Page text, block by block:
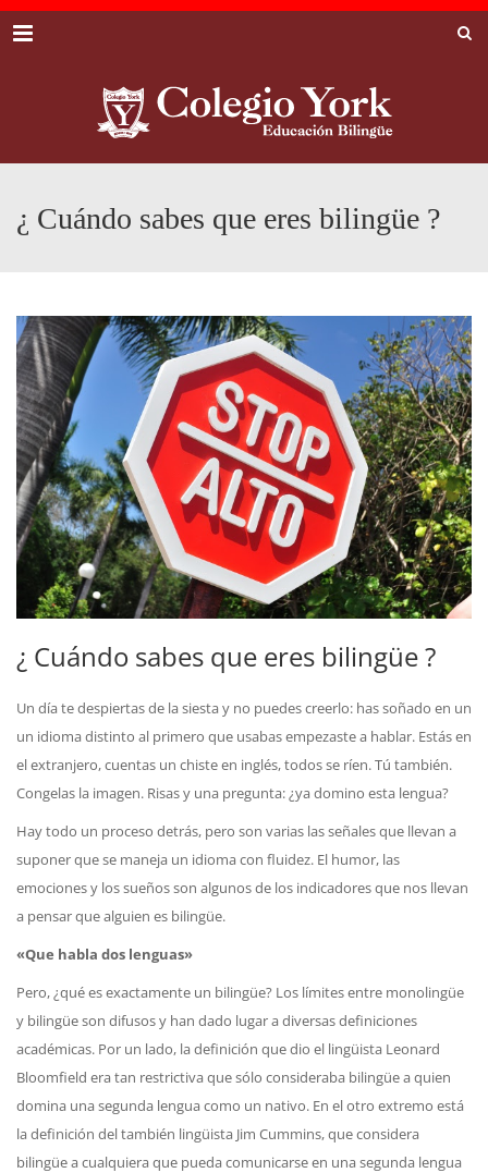
Menu
¿ Cuándo sabes que eres bilingüe ?
¿ Cuándo sabes que eres bilingüe ?
Un día te despiertas de la siesta y no puedes creerlo: has soñado en un
un idioma distinto al primero que usabas empezaste a hablar. Estás en
el extranjero, cuentas un chiste en inglés, todos se ríen. Tú también.
Congelas la imagen. Risas y una pregunta: ¿ya domino esta lengua?
Hay todo un proceso detrás, pero son varias las señales que llevan a
suponer que se maneja un idioma con fluidez. El humor, las
emociones y los sueños son algunos de los indicadores que nos llevan
a pensar que alguien es bilingüe.
«Que habla dos lenguas»
Pero, ¿qué es exactamente un bilingüe? Los límites entre monolingüe
y bilingüe son difusos y han dado lugar a diversas definiciones
académicas. Por un lado, la definición que dio el lingüista Leonard
Bloomfield era tan restrictiva que sólo consideraba bilingüe a quien
domina una segunda lengua como un nativo. En el otro extremo está
la definición del también lingüista Jim Cummins, que considera
bilingüe a cualquiera que pueda comunicarse en una segunda lengua